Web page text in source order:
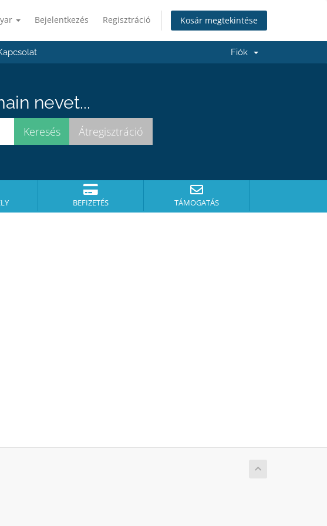
Bejelentkezés Regisztráció Kosár megtekintése
Fiók
nevet...
BEFIZETÉS TÁMOGATÁS